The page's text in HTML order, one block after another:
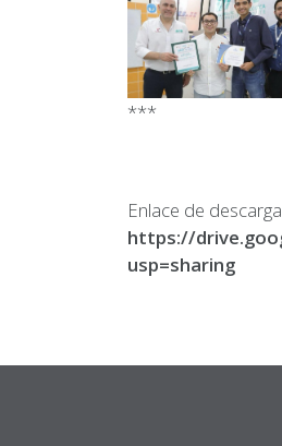
***
Enlace de
https://
usp=sharing